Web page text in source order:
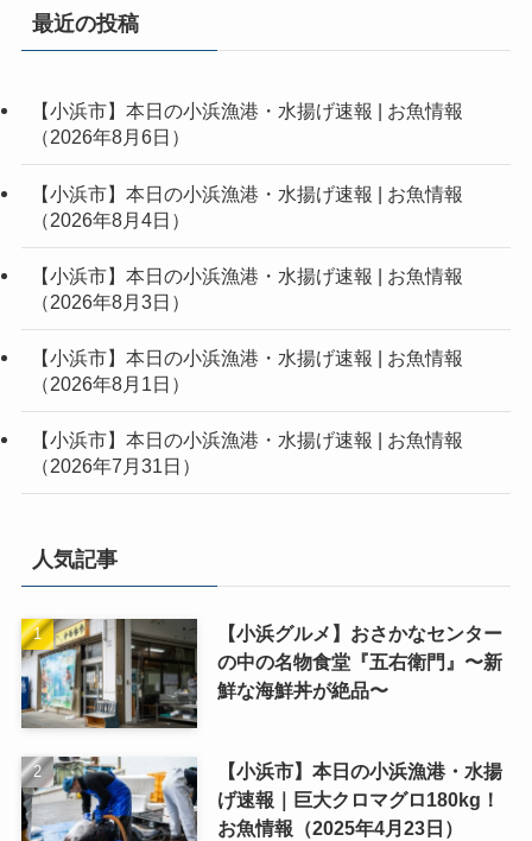
最近の投稿
【小浜市】本日の小浜漁港・水揚げ速報 | お魚情報
（2026年8月6日）
【小浜市】本日の小浜漁港・水揚げ速報 | お魚情報
（2026年8月4日）
【小浜市】本日の小浜漁港・水揚げ速報 | お魚情報
（2026年8月3日）
【小浜市】本日の小浜漁港・水揚げ速報 | お魚情報
（2026年8月1日）
【小浜市】本日の小浜漁港・水揚げ速報 | お魚情報
（2026年7月31日）
人気記事
【小浜グルメ】おさかなセンター
の中の名物食堂『五右衛門』〜新
鮮な海鮮丼が絶品〜
【小浜市】本日の小浜漁港・水揚
げ速報｜巨大クロマグロ180kg！
お魚情報（2025年4月23日）